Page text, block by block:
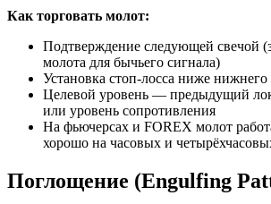
Как торговать молот:
Подтверждение следующей свечой
молота для бычьего сигнала)
Установка стоп-лосса ниже
Целевой уровень — предыдущий
или уровень сопротивления
На фьючерсах и FOREX молот
хорошо на часовых и
Поглощение (Engulfing